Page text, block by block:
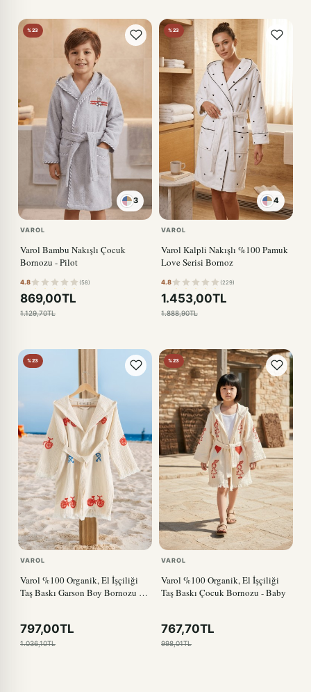
%23
3
VAROL
Varol Bambu Nakışlı Çocuk
Bornozu - Pilot
4.8 (58)
869,00TL
1.129,70TL
%23
4
KIRMIZI
VAROL
Varol Kalpli Nakışlı %100 Pamuk
Love Serisi Bornoz
4.8 (229)
1.453,00TL
1.888,90TL
%23
VAROL
Varol %100 Organik, El İşçiliği
Taş Baskı Garson Boy Bornozu -
797,00TL
1.036,10TL
%23
VAROL
Varol %100 Organik, El İşçiliği
Taş Baskı Çocuk Bornozu - Baby
767,70TL
998,01TL